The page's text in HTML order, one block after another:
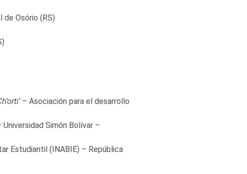
Osório (RS)
– Asociación para el desarrollo
Universidad Simón Bolívar –
Estudiantil (INABIE) – República